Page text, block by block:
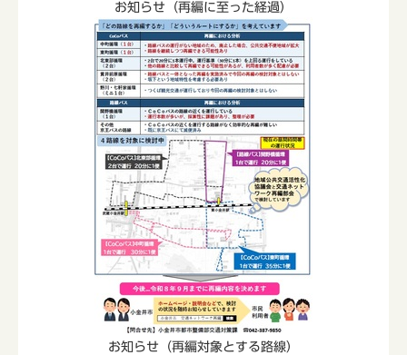
お知らせ（再編に至った経過）
お知らせ（再編対象とする路線）